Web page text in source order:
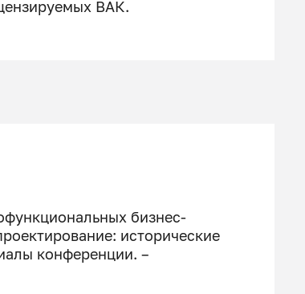
ВАК.
бизнес-
исторические
конференции. –